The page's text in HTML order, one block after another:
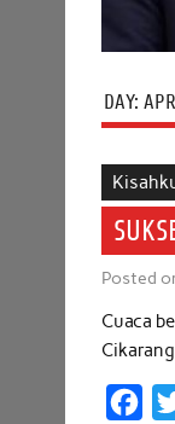
DAY:
Posted
Cuaca